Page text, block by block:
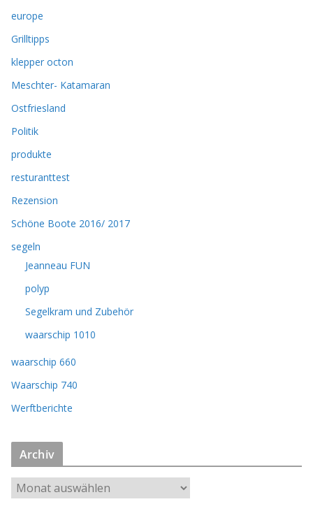
europe
Grilltipps
klepper octon
Meschter- Katamaran
Ostfriesland
Politik
produkte
resturanttest
Rezension
Schöne Boote 2016/ 2017
segeln
Jeanneau FUN
polyp
Segelkram und Zubehör
waarschip 1010
waarschip 660
Waarschip 740
Werftberichte
Archiv
r